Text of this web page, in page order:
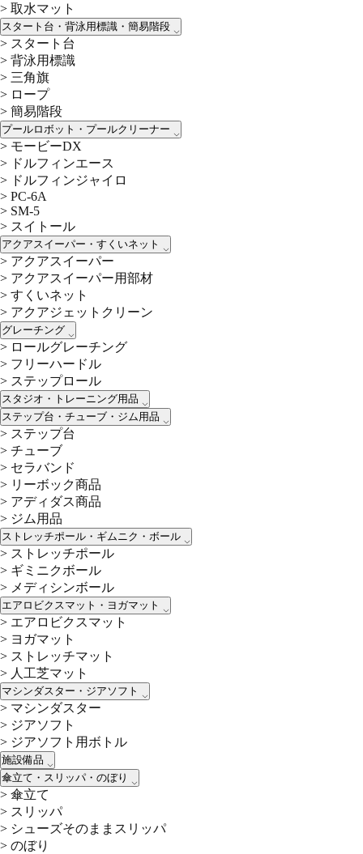
> 取水マット
スタート台・背泳用標識・簡易階段
> スタート台
> 背泳用標識
> 三角旗
> ロープ
> 簡易階段
プールロボット・プールクリーナー
> モービーDX
> ドルフィンエース
> ドルフィンジャイロ
> PC-6A
> SM-5
> スイトール
アクアスイーパー・すくいネット
> アクアスイーパー
> アクアスイーパー用部材
> すくいネット
> アクアジェットクリーン
グレーチング
> ロールグレーチング
> フリーハードル
> ステップロール
スタジオ・トレーニング用品
ステップ台・チューブ・ジム用品
> ステップ台
> チューブ
> セラバンド
> リーボック商品
> アディダス商品
> ジム用品
ストレッチポール・ギムニク・ボール
> ストレッチポール
> ギミニクボール
> メディシンボール
エアロビクスマット・ヨガマット
> エアロビクスマット
> ヨガマット
> ストレッチマット
> 人工芝マット
マシンダスター・ジアソフト
> マシンダスター
> ジアソフト
> ジアソフト用ボトル
施設備品
傘立て・スリッパ・のぼり
> 傘立て
> スリッパ
> シューズそのままスリッパ
> のぼり